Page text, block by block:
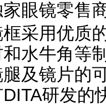
眼镜零售
用优质的
水牛角等
及镜片的
研发的